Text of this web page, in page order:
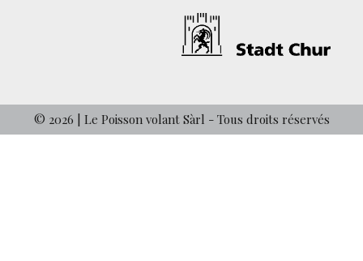
© 2026 | Le Poisson volant Sàrl - Tous droits réservés